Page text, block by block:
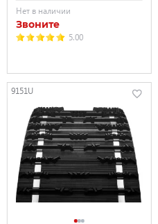
Нет в наличии
Звоните
5.00
9151U